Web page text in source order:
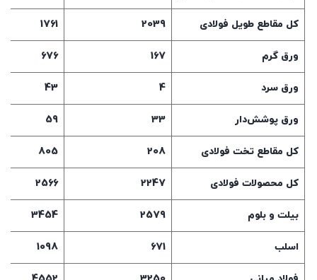
کل مقاطع طویل فولادی 2039
1761
ورق گرم 167
676
ورق سرد 4
43
ورق پوشش‌دار 33
59
کل مقاطع تخت فولادی 208
805
کل محصولات فولادی 2247
2566
بیلت و بلوم 2579
3454
اسلب 671
1098